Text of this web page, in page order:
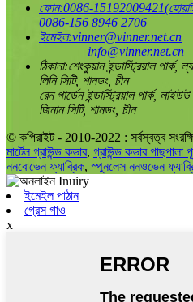
ফোন:0086-
0086-156 8946 2706
ইমেইল:vinner@vinner.net.cn
info@vinner.net.cn
ঠিকানা:শেংকুয়ান ইন্ডাস্ট্রিয়াল পার্ক,
লিনি সিটি, শানডং, চীন
রেন গার্ডেন ইন্ডাস্ট্রিয়াল পার্ক,
জিনান সিটি, শানডং, চীন
© কপিরাইট - 2010-2022 : সর্বস্বত্ব
মার্টেল গ্রাউন্ড কভার, গ্রাউন্ড কভার গাছপালা
ননবোভেন ফ্যাব্রিক,স্পুনলেস ননওভেন
ইমেইল পাঠান
গ্রেস গাও
x